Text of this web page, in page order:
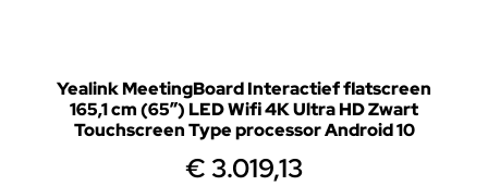
Yealink MeetingBoard Interactief flatscreen
165,1 cm (65″) LED Wifi 4K Ultra HD Zwart
Touchscreen Type processor Android 10
€3.019,13